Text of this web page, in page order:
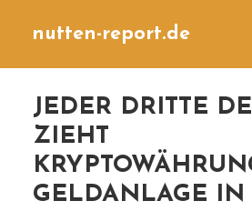
nutten-report.de
JEDER DRITTE
ZIEHT
GELDANLAGE IN